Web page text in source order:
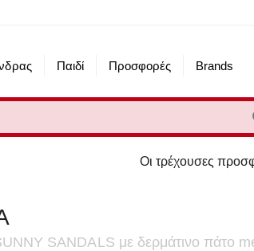
Παιδί Προσφορές Brands
Οι τρέχουσες προσφορές του eshop
SANDALS με δερμάτινο πάτο